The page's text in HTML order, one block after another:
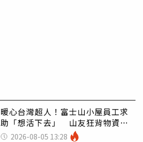
暖心台灣超人！富士山小屋員工求
助「想活下去」 山友狂背物資上
山：台灣真的是寶島
2026-08-05 13:28